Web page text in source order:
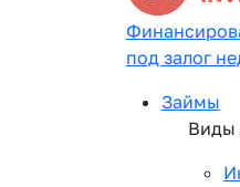
под залог
Займы
Виды